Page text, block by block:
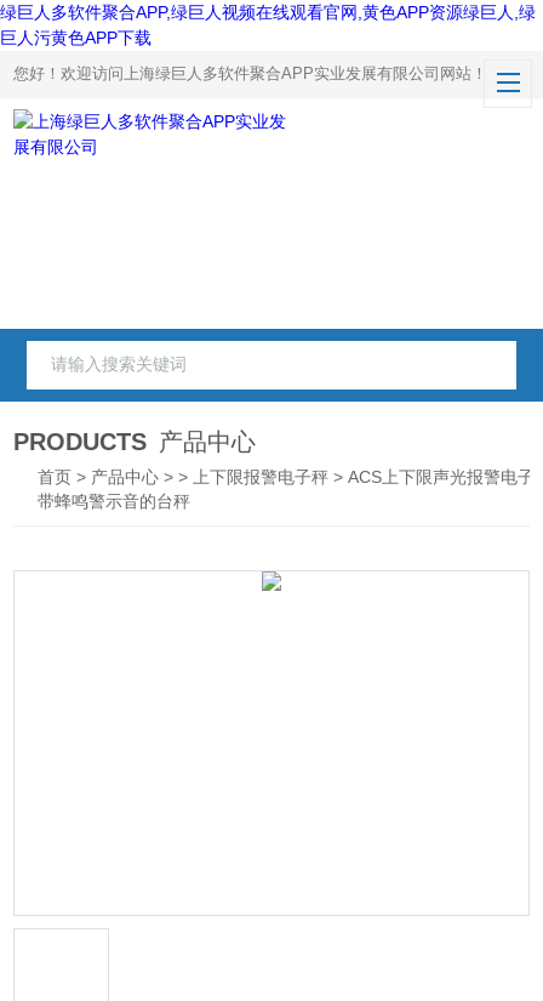
绿巨人多软件聚合APP,绿巨人视频在线观看官网,黄色APP资源绿巨人,绿
巨人污黄色APP下载
您好！欢迎访问上海绿巨人多软件聚合APP实业发展有限公司网站！
PRODUCTS 产品中心
首页 > 产品中心 > > 上下限报警电子秤 > ACS上下限声光报警电子
带蜂鸣警示音的台秤